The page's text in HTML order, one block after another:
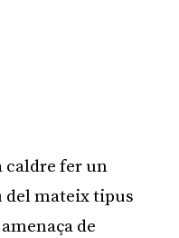
caldre fer un
mateix tipus
de